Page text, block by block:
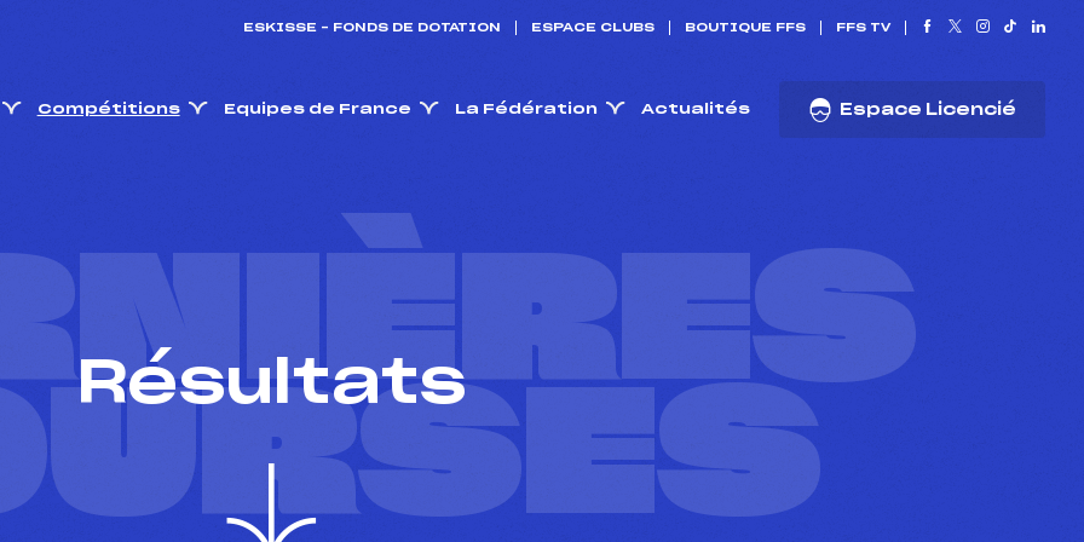
ESKISSE – FONDS DE DOTATION ESPACE CLUBS BOUTIQUE FFS FFS TV
Compétitions Equipes de France La Fédération Actualités Espace Licencié
Résultats